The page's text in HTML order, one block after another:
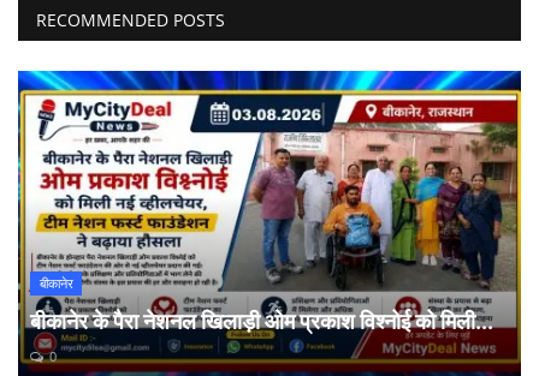
RECOMMENDED POSTS
बीकानेर
बीकानेर के पैरा नेशनल खिलाड़ी ओम प्रकाश विश्नोई को मिली...
0